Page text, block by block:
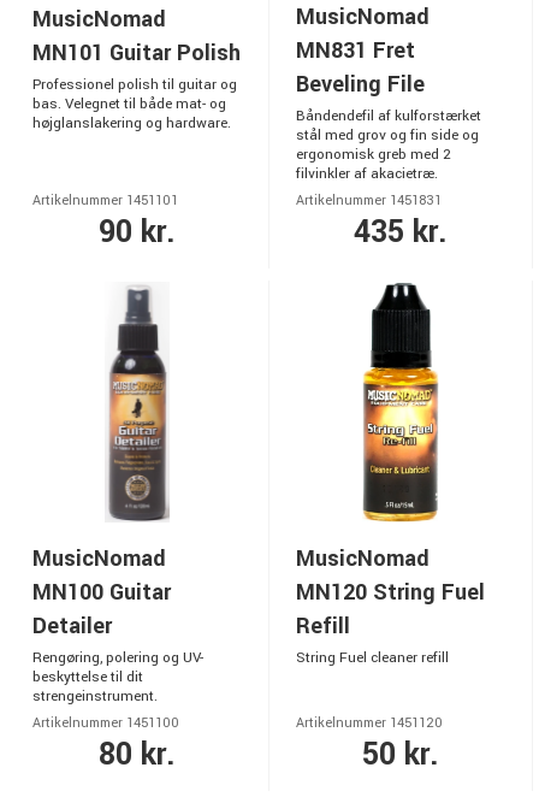
MusicNomad
MN101 Guitar Polish
Professionel polish til guitar og
bas. Velegnet til både mat- og
højglanslakering og hardware.
Artikelnummer 1451101
90 kr.
MusicNomad
MN831 Fret
Beveling File
Båndendefil af kulforstærket
stål med grov og fin side og
ergonomisk greb med 2
filvinkler af akacietræ.
Artikelnummer 1451831
435 kr.
MusicNomad
MN100 Guitar
Detailer
Rengøring, polering og UV-
beskyttelse til dit
strengeinstrument.
Artikelnummer 1451100
80 kr.
MusicNomad
MN120 String Fuel
Refill
String Fuel cleaner refill
Artikelnummer 1451120
50 kr.